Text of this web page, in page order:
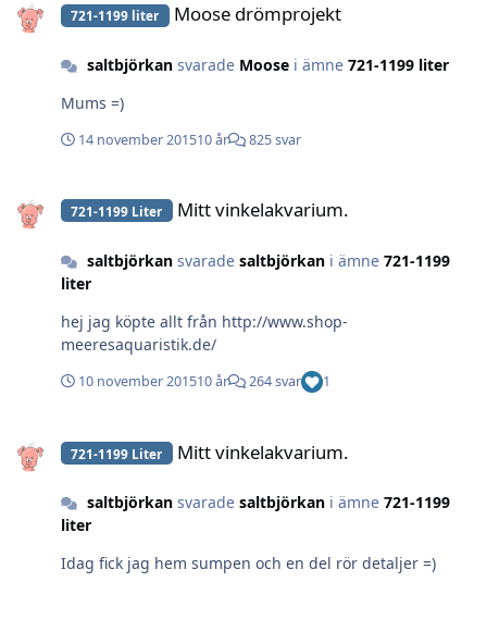
721-1199 liter Moose drömprojekt
saltbjörkansvarade Moosei ämne 721-1199 liter
Mums =)
14 november 201510 år 825 svar
721-1199 Liter Mitt vinkelakvarium.
saltbjörkansvarade saltbjörkani ämne 721-1199
liter
hej jag köpte allt från http://www.shop-
meeresaquaristik.de/
10 november 201510 år 264 svar 1
721-1199 Liter Mitt vinkelakvarium.
saltbjörkansvarade saltbjörkani ämne 721-1199
liter
Idag fick jag hem sumpen och en del rör detaljer =)